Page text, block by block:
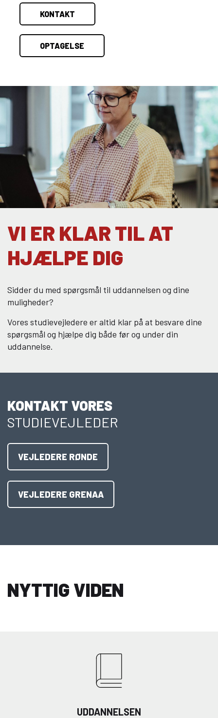
KONTAKT
OPTAGELSE
VI ER KLAR TIL AT
HJÆLPE DIG
Sidder du med spørgsmål til uddannelsen og dine
muligheder?
Vores studievejledere er altid klar på at besvare dine
spørgsmål og hjælpe dig både før og under din
uddannelse.
KONTAKT VORES
STUDIEVEJLEDER
VEJLEDERE RØNDE
VEJLEDERE GRENAA
NYTTIG VIDEN
UDDANNELSEN